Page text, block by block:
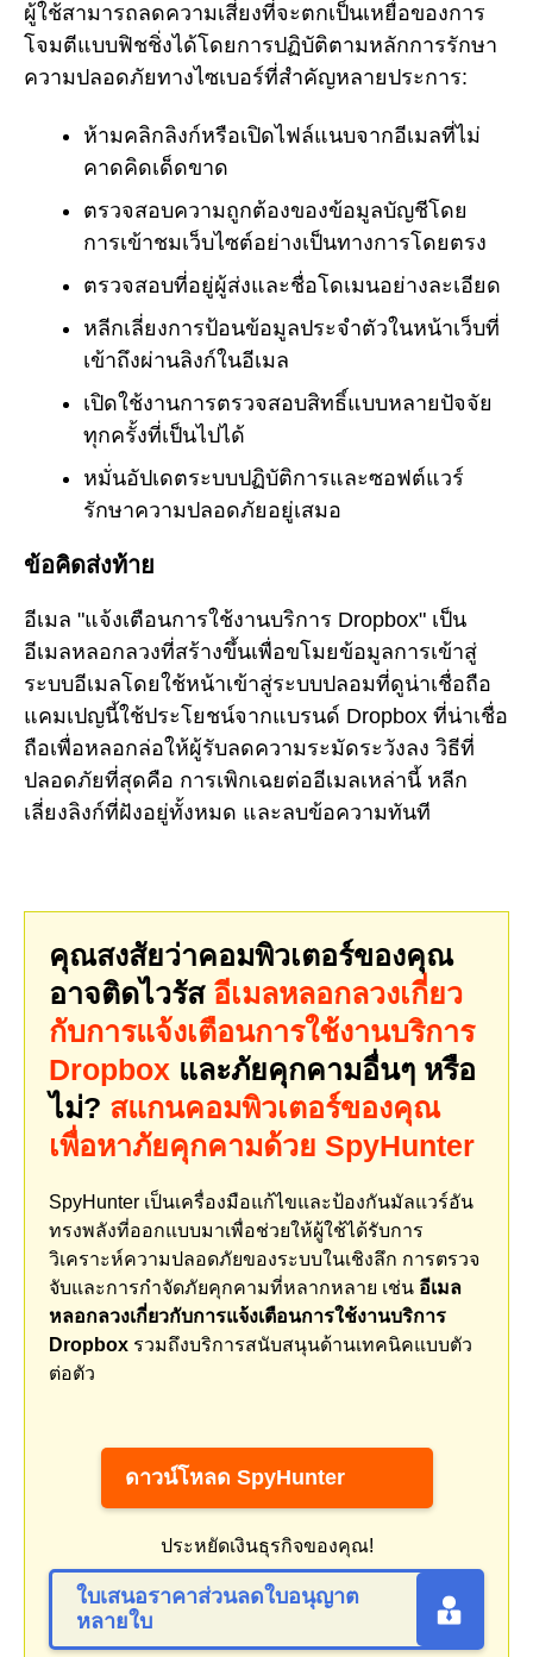
ผู้ใช้สามารถลดความเสี่ยงที่จะตกเป็นเหยื่อของการ
โจมตีแบบฟิชชิ่งได้โดยการปฏิบัติตามหลักการรักษา
ความปลอดภัยทางไซเบอร์ที่สำคัญหลายประการ:
ห้ามคลิกลิงก์หรือเปิดไฟล์แนบจากอีเมลที่ไม่
คาดคิดเด็ดขาด
ตรวจสอบความถูกต้องของข้อมูลบัญชีโดย
การเข้าชมเว็บไซต์อย่างเป็นทางการโดยตรง
ตรวจสอบที่อยู่ผู้ส่งและชื่อโดเมนอย่างละเอียด
หลีกเลี่ยงการป้อนข้อมูลประจำตัวในหน้าเว็บที่
เข้าถึงผ่านลิงก์ในอีเมล
เปิดใช้งานการตรวจสอบสิทธิ์แบบหลายปัจจัย
ทุกครั้งที่เป็นไปได้
หมั่นอัปเดตระบบปฏิบัติการและซอฟต์แวร์
รักษาความปลอดภัยอยู่เสมอ
ข้อคิดส่งท้าย
อีเมล "แจ้งเตือนการใช้งานบริการ Dropbox" เป็น
อีเมลหลอกลวงที่สร้างขึ้นเพื่อขโมยข้อมูลการเข้าสู่
ระบบอีเมลโดยใช้หน้าเข้าสู่ระบบปลอมที่ดูน่าเชื่อถือ
แคมเปญนี้ใช้ประโยชน์จากแบรนด์ Dropbox ที่น่าเชื่อ
ถือเพื่อหลอกล่อให้ผู้รับลดความระมัดระวังลง วิธีที่
ปลอดภัยที่สุดคือ การเพิกเฉยต่ออีเมลเหล่านี้ หลีก
เลี่ยงลิงก์ที่ฝังอยู่ทั้งหมด และลบข้อความทันที
คุณสงสัยว่าคอมพิวเตอร์ของคุณ
อาจติดไวรัส อีเมลหลอกลวงเกี่ยว
กับการแจ้งเตือนการใช้งานบริการ
Dropbox และภัยคุกคามอื่นๆ หรือ
ไม่? สแกนคอมพิวเตอร์ของคุณ
เพื่อหาภัยคุกคามด้วย SpyHunter
SpyHunter เป็นเครื่องมือแก้ไขและป้องกันมัลแวร์อัน
ทรงพลังที่ออกแบบมาเพื่อช่วยให้ผู้ใช้ได้รับการ
วิเคราะห์ความปลอดภัยของระบบในเชิงลึก การตรวจ
จับและการกำจัดภัยคุกคามที่หลากหลาย เช่น อีเมล
หลอกลวงเกี่ยวกับการแจ้งเตือนการใช้งานบริการ
Dropbox รวมถึงบริการสนับสนุนด้านเทคนิคแบบตัว
ต่อตัว
ดาวน์โหลด SpyHunter
ประหยัดเงินธุรกิจของคุณ!
ใบเสนอราคาส่วนลดใบอนุญาต
หลายใบ